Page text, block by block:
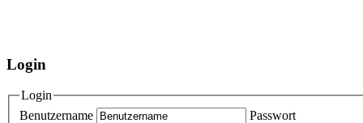
Login
Login
Benutzername
Passwort